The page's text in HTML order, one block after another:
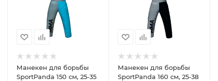
Манекен для борьбы
SportPanda 150 см, 25-35
Манекен для борьбы
SportPanda 160 см, 25-38